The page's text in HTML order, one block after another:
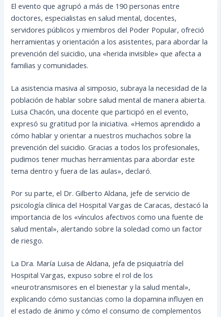
El evento que agrupó a más de 190 personas entre
doctores, especialistas en salud mental, docentes,
servidores públicos y miembros del Poder Popular, ofreció
herramientas y orientación a los asistentes, para abordar la
prevención del suicidio, una «herida invisible» que afecta a
familias y comunidades.
La asistencia masiva al simposio, subraya la necesidad de la
población de hablar sobre salud mental de manera abierta.
Luisa Chacón, una docente que participó en el evento,
expresó su gratitud por la iniciativa. «Hemos aprendido a
cómo hablar y orientar a nuestros muchachos sobre la
prevención del suicidio. Gracias a todos los profesionales,
pudimos tener muchas herramientas para abordar este
tema dentro y fuera de las aulas», declaró.
Por su parte, el Dr. Gilberto Aldana, jefe de servicio de
psicología clínica del Hospital Vargas de Caracas, destacó la
importancia de los «vínculos afectivos como una fuente de
salud mental», alertando sobre la soledad como un factor
de riesgo.
La Dra. María Luisa de Aldana, jefa de psiquiatría del
Hospital Vargas, expuso sobre el rol de los
«neurotransmisores en el bienestar y la salud mental»,
explicando cómo sustancias como la dopamina influyen en
el estado de ánimo y cómo el consumo de complementos